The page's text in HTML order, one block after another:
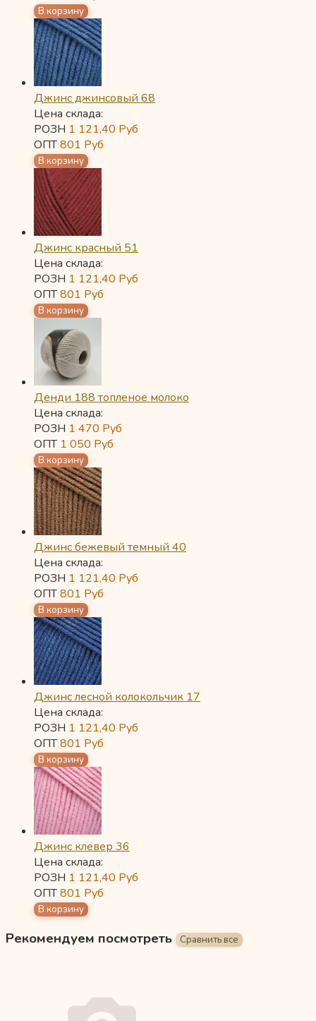
Джинс джинсовый 68
Цена склада:
РОЗН 1 121,40 Руб
ОПТ801 Руб
Джинс красный 51
Цена склада:
РОЗН 1 121,40 Руб
ОПТ801 Руб
Денди 188 топленое молоко
Цена склада:
РОЗН 1 470 Руб
ОПТ 1 050 Руб
Джинс бежевый темный 40
Цена склада:
РОЗН 1 121,40 Руб
ОПТ801 Руб
Джинс лесной колокольчик 17
Цена склада:
РОЗН 1 121,40 Руб
ОПТ801 Руб
Джинс клевер 36
Цена склада:
РОЗН 1 121,40 Руб
ОПТ801 Руб
Рекомендуем посмотреть